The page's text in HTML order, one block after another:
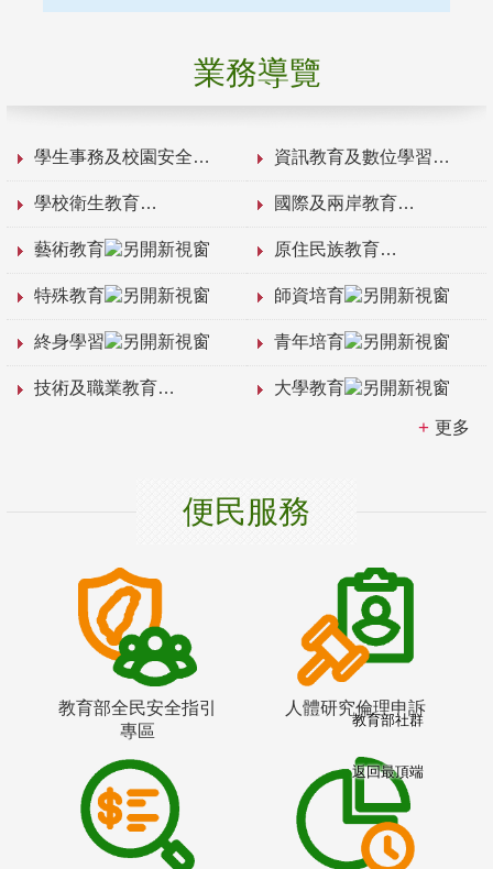
業務導覽
學生事務及校園安全 資訊教育及數位學習
學校衛生教育 國際及兩岸教育
藝術教育 原住民族教育
特殊教育 師資培育
終身學習 青年培育
技術及職業教育 大學教育
更多
便民服務
教育部全民安全指引
專區
人體研究倫理申訴
教育部社群
返回最頂端